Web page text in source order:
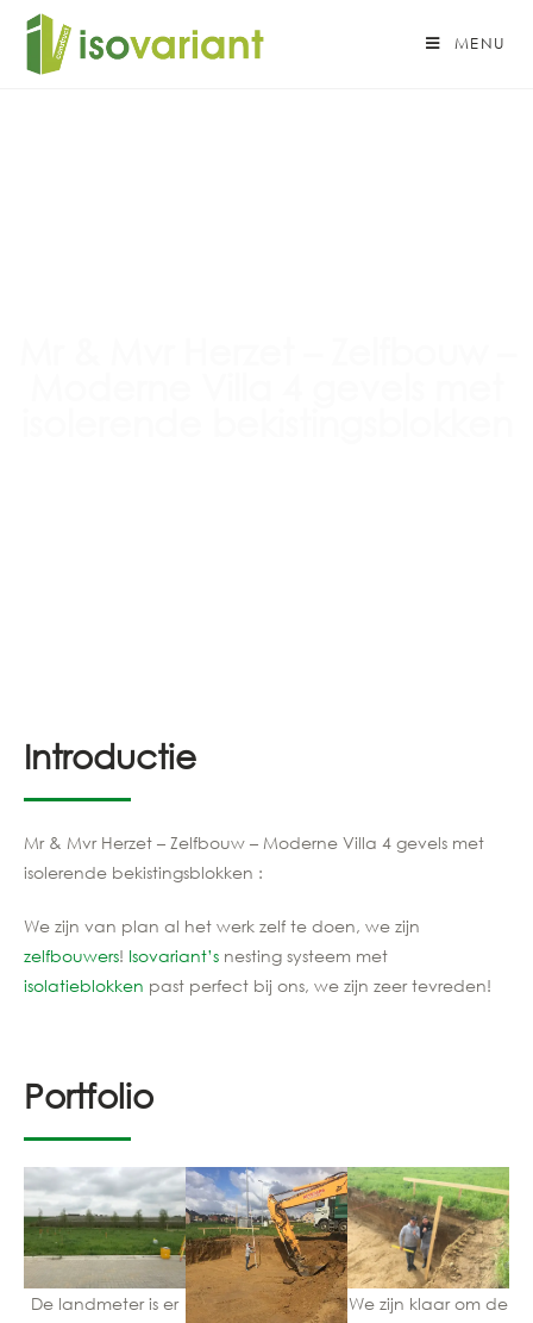
MENU
Introductie
Mr & Mvr Herzet – Zelfbouw – Moderne Villa 4 gevels met
isolerende bekistingsblokken :
We zijn van plan al het werk zelf te doen, we zijn
zelfbouwers! Isovariant’s nesting systeem met
isolatieblokken past perfect bij ons, we zijn zeer tevreden!
Portfolio
De landmeter is er
We zijn klaar om de